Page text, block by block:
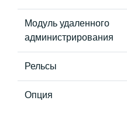
Модуль удаленного
администрирования
Рельсы
Опция